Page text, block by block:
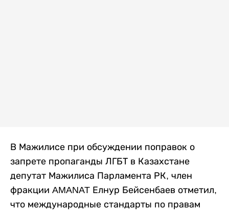
В Мажилисе при обсуждении поправок о
запрете пропаганды ЛГБТ в Казахстане
депутат Мажилиса Парламента РК, член
фракции AMANAT Елнур Бейсенбаев отметил,
что международные стандарты по правам